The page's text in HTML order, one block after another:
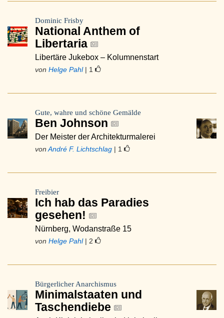
Dominic Frisby
National Anthem of
Libertaria
Libertäre Jukebox – Kolumnenstart
von Helge Pahl| 1
Gute, wahre und schöne Gemälde
Ben Johnson
Der Meister der Architekturmalerei
von André F. Lichtschlag | 1
Freibier
Ich hab das Paradies
gesehen!
Nürnberg, Wodanstraße 15
von Helge Pahl| 2
Bürgerlicher Anarchismus
Minimalstaaten und
Taschendiebe